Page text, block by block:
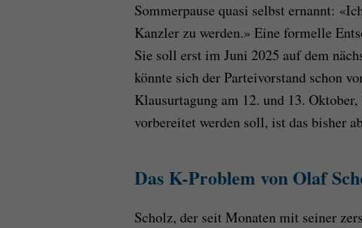
Sommerpause quasi selbst ernannt:
Kanzler zu werden.» Eine formelle
Sie soll erst im Juni 2025 auf dem
könnte sich der Parteivorstand schon
Klausurtagung am 12. und 13.
vorbereitet werden soll, ist das bisher
Das K-Problem von Olaf
Scholz, der seit Monaten mit seiner